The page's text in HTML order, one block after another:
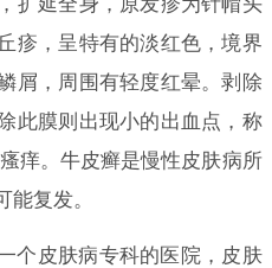
疹，呈特有的淡红色，境界
屑，周围有轻度红晕。剥除
此膜则出现小的出血点，称
痒。牛皮癣是慢性皮肤病所
能复发。
个皮肤病专科的医院，皮肤